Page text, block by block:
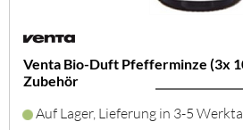
Venta Bio-Duft Pfefferminze (3x
Zubehör
Auf Lager, Lieferung in 3-5